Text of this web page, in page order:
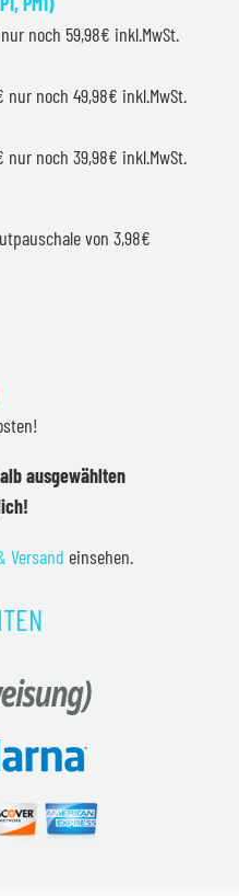
noch 59,98€ inkl.MwSt.
nur noch 49,98€ inkl.MwSt.
nur noch 39,98€ inkl.MwSt.
von 3,98€
ausgewählten
Versand einsehen.